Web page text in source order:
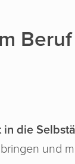
in die
und